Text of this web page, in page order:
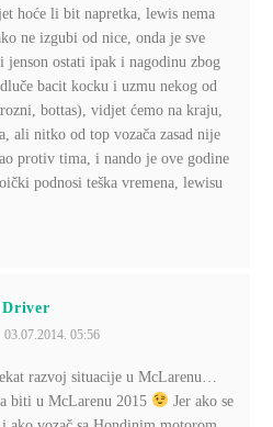
hoće li bit napretka, lewis nema
ne izgubi od nice, onda je sve
jenson ostati ipak i nagodinu zbog
bacit kocku i uzmu nekog od
bottas), vidjet ćemo na kraju,
ali nitko od top vozača zasad nije
protiv tima, i nando je ove godine
podnosi teška vremena, lewisu
Driver
03.07.2014. 05:56
razvoj situacije u McLarenu…
biti u McLarenu 2015
Jer ako se